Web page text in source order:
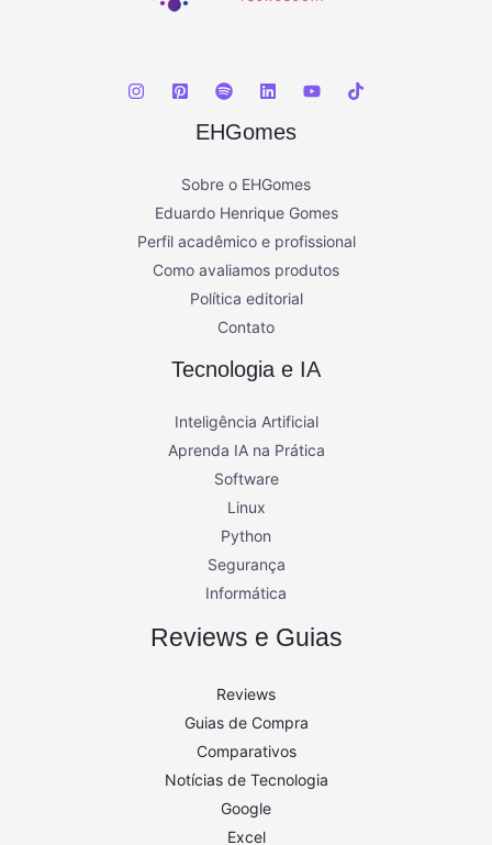
EHGomes
Sobre o EHGomes
Eduardo Henrique Gomes
Perfil acadêmico e profissional
Como avaliamos produtos
Política editorial
Contato
Tecnologia e IA
Inteligência Artificial
Aprenda IA na Prática
Software
Linux
Python
Segurança
Informática
Reviews e Guias
Reviews
Guias de Compra
Comparativos
Notícias de Tecnologia
Google
Excel